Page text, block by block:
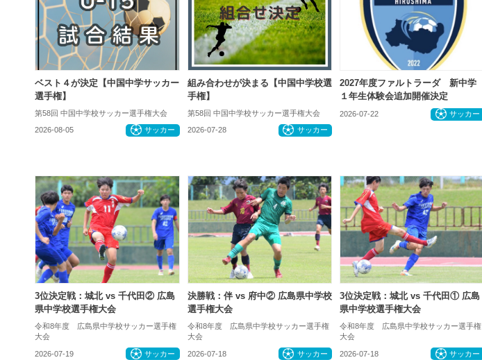
ベスト４が決定【中国中学サッカー
選手権】
第58回 中国中学校サッカー選手権大会
2026-08-05 サッカー
組み合わせが決まる【中国中学校選
手権】
第58回 中国中学校サッカー選手権大会
2026-07-28 サッカー
2027年度ファルトラーダ 新中学
１年生体験会追加開催決定
2026-07-22 サッカー
3位決定戦：城北 vs 千代田② 広島
県中学校選手権大会
令和8年度 広島県中学校サッカー選手権
大会
2026-07-19 サッカー
決勝戦：伴 vs 府中② 広島県中学校
選手権大会
令和8年度 広島県中学校サッカー選手権
大会
2026-07-18 サッカー
3位決定戦：城北 vs 千代田① 広島
県中学校選手権大会
令和8年度 広島県中学校サッカー選手権
大会
2026-07-18 サッカー